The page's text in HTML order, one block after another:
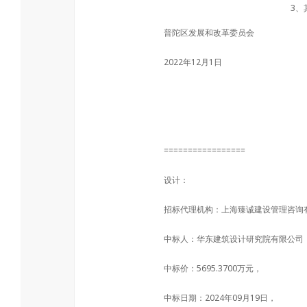
3、
普陀区发展和改革委员会
2022年12月1日
=================
设计：
招标代理机构：上海臻诚建设管理咨询
中标人：华东建筑设计研究院有限公司
中标价：5695.3700万元，
中标日期：2024年09月19日，